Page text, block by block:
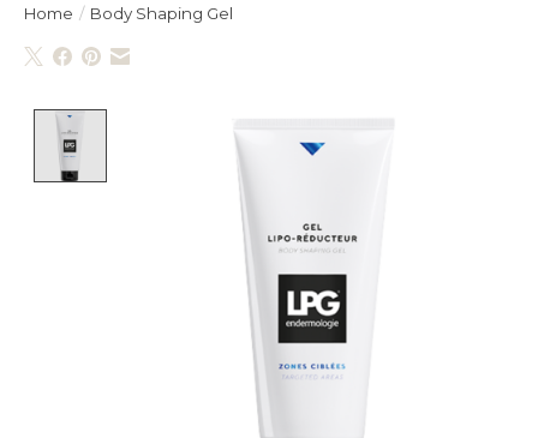
Home / Body Shaping Gel